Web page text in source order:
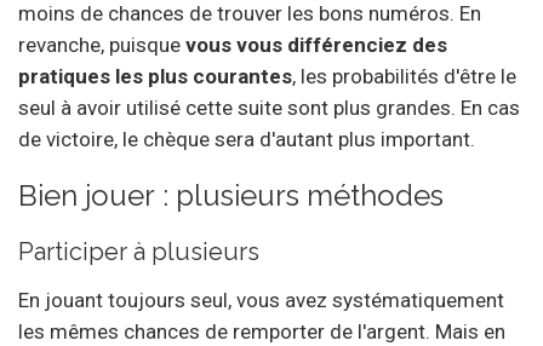
moins de chances de trouver les bons numéros. En
revanche, puisque vous vous différenciez des
pratiques les plus courantes, les probabilités d'être le
seul à avoir utilisé cette suite sont plus grandes. En cas
de victoire, le chèque sera d'autant plus important.
Bien jouer : plusieurs méthodes
Participer à plusieurs
En jouant toujours seul, vous avez systématiquement
les mêmes chances de remporter de l'argent. Mais en